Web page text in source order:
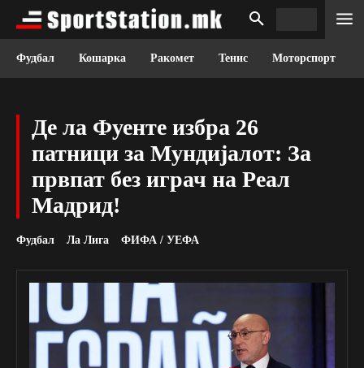
Фудбал Кошарка Ракомет Тенис Моторспорт
Де ла Фуенте избра 26
патници за Мундијалот: За
првпат без играч на Реал
Мадрид!
Фудбал Ла Лига ФИФА / УЕФА